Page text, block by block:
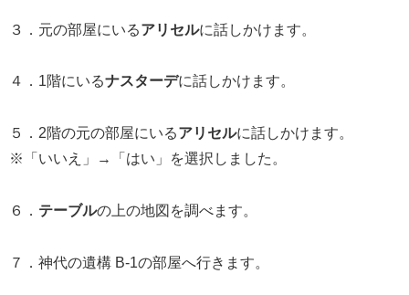
３．元の部屋にいるアリセルに話しかけます。
４．1階にいるナスターデに話しかけます。
５．2階の元の部屋にいるアリセルに話しかけます。
※「いいえ」→「はい」を選択しました。
６． テーブルの上の地図を調べます。
７．神代の遺構 B-1の部屋へ行きます。